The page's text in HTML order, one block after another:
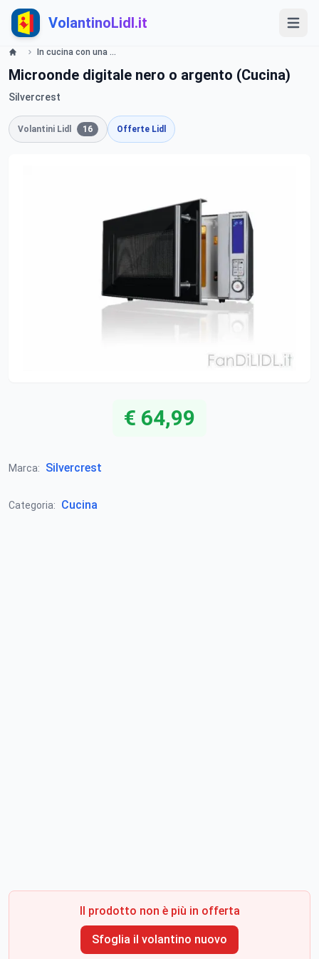
VolantinoLidl.it
In cucina con una marcia in piu- valide dal 5 ottobre 2015 Lidl Volantino Lidl
Microonde digitale nero o argento (Cucina)
Silvercrest
Volantini Lidl 16 Offerte Lidl
€ 64,99
Marca: Silvercrest
Categoria: Cucina
Il prodotto non è più in offerta
Sfoglia il volantino nuovo